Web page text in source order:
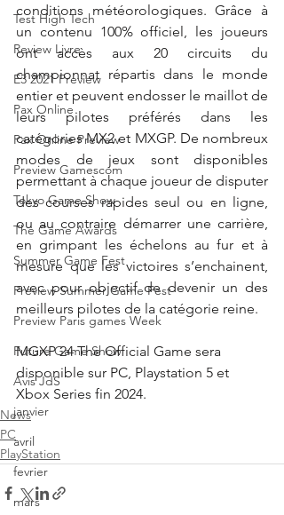
Test High Tech
Review Livre
E3 2021 Preview
Pax Online
Pax Online Preview
Preview Gamescom
Tokyo Game Show
The Game Awards
Summer Game Fest
Preview Summer Game Fest
Preview Paris games Week
Future Game Show
Avis JdS
janvier
avril
fevrier
mars
conditions météorologiques. Grâce à
un contenu 100% officiel, les joueurs
ont accès aux 20 circuits du
championnat répartis dans le monde
entier et peuvent endosser le maillot de
leurs pilotes préférés dans les
catégories MX2 et MXGP. De nombreux
modes de jeux sont disponibles
permettant à chaque joueur de disputer
des courses rapides seul ou en ligne,
ou au contraire démarrer une carrière,
en grimpant les échelons au fur et à
mesure que les victoires s’enchainent,
avec pour objectif de devenir un des
meilleurs pilotes de la catégorie reine.
MGXP 24 The Official Game sera
disponible sur PC, Playstation 5 et
Xbox Series fin 2024.
News
PC
PlayStation